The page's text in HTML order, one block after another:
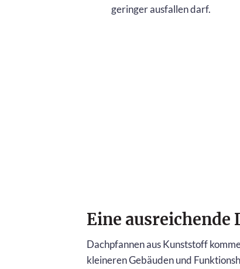
geringer ausfallen darf.
Eine ausreichende
Dachpfannen aus Kunststoff
kleineren Gebäuden und